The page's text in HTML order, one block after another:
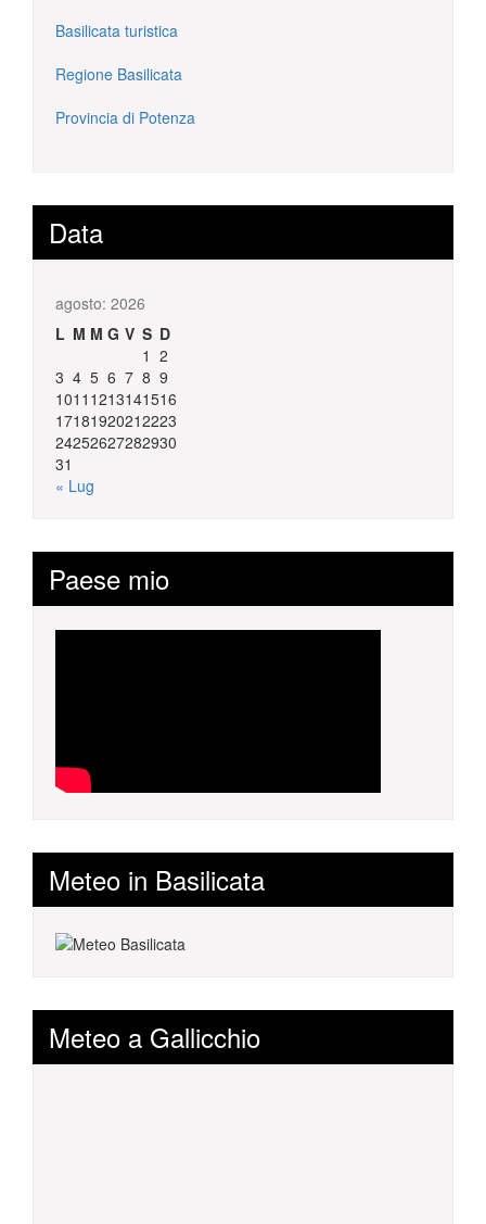
Basilicata turistica
Regione Basilicata
Provincia di Potenza
Data
agosto: 2026
L M M G V S D
« Lug
1 2
3 4 5 6 7 8 9
1011 1213141516
17181920212223
24252627282930
31
Paese mio
Meteo in Basilicata
Meteo a Gallicchio